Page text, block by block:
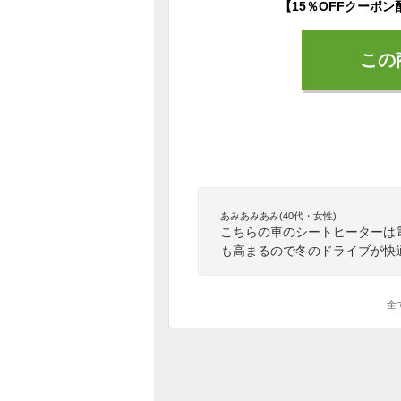
こ
あみあみあみ(40代・女性)
こちらの車のシートヒーター
も高まるので冬のドライブが快
全